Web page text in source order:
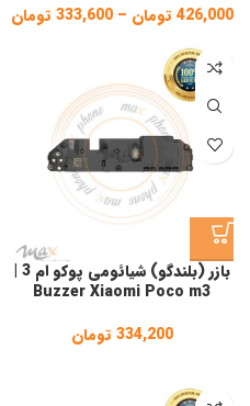
426,000 تومان –
333,600 تومان
بازر (بلندگو) شیائومی پوکو ام 3 |
Buzzer Xiaomi Poco m3
334,200 تومان